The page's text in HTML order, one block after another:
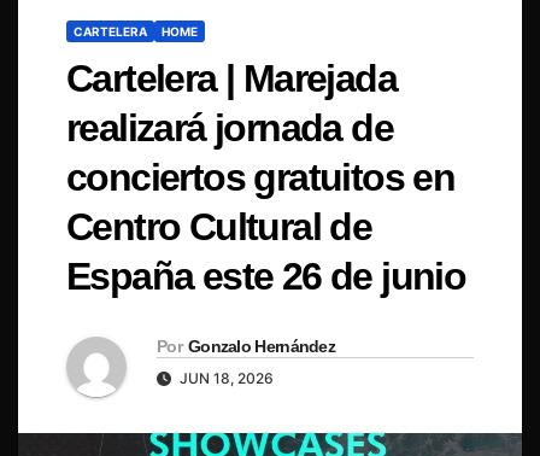
CARTELERA HOME
Cartelera | Marejada
realizará jornada de
conciertos gratuitos en
Centro Cultural de
España este 26 de junio
Por Gonzalo Hernández
JUN 18, 2026